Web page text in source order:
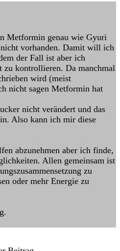
Metformin genau wie Gyuri
nicht vorhanden. Damit will ich
der Fall ist aber ich
zu kontrollieren. Da manchmal
wird (meist
nicht sagen Metformin hat
nicht verändert und das
Also kann ich mir diese
abzunehmen aber ich finde,
Allen gemeinsam ist
zu
oder mehr Energie zu